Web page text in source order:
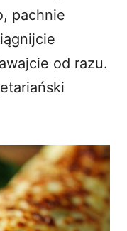
pachnie
od razu.